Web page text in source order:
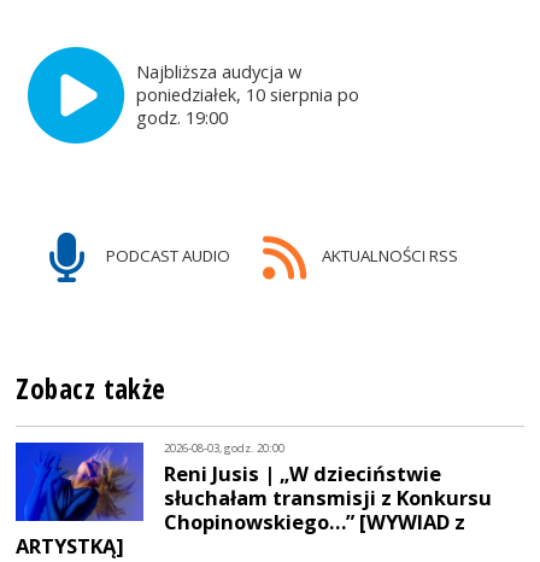
Najbliższa audycja w
poniedziałek, 10 sierpnia po
godz. 19:00
PODCAST AUDIO AKTUALNOŚCI RSS
Zobacz także
2026-08-03, godz. 20:00
Reni Jusis | „W dzieciństwie
słuchałam transmisji z Konkursu
Chopinowskiego…” [WYWIAD z
ARTYSTKĄ]